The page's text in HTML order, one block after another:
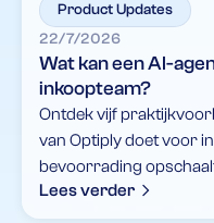
Product Updates
22/7/2026
Wat kan een AI-
inkoopteam?
Ontdek vijf
van Optiply doet voor
bevoorrading
Lees verder